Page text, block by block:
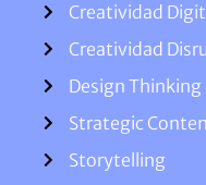
Creatividad
Creatividad
Design Thinking
Strategic
Storytelling